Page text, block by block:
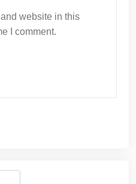
website in this
I comment.